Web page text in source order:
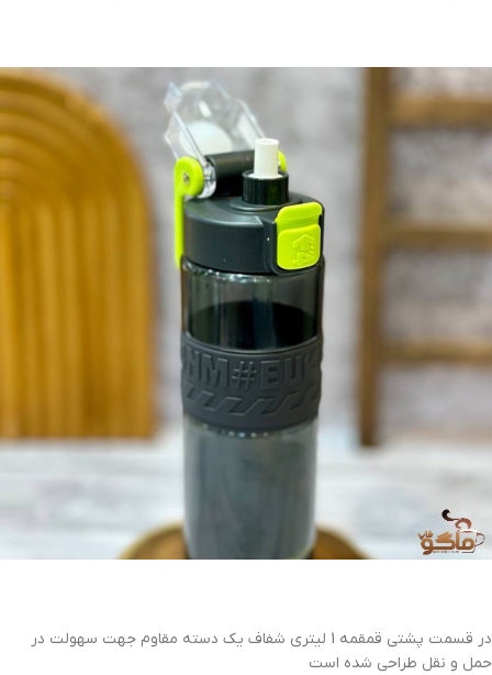
در قسمت پشتی قمقمه 1 لیتری شفاف یک دسته مقاوم جهت سهولت در
حمل و نقل طراحی شده است